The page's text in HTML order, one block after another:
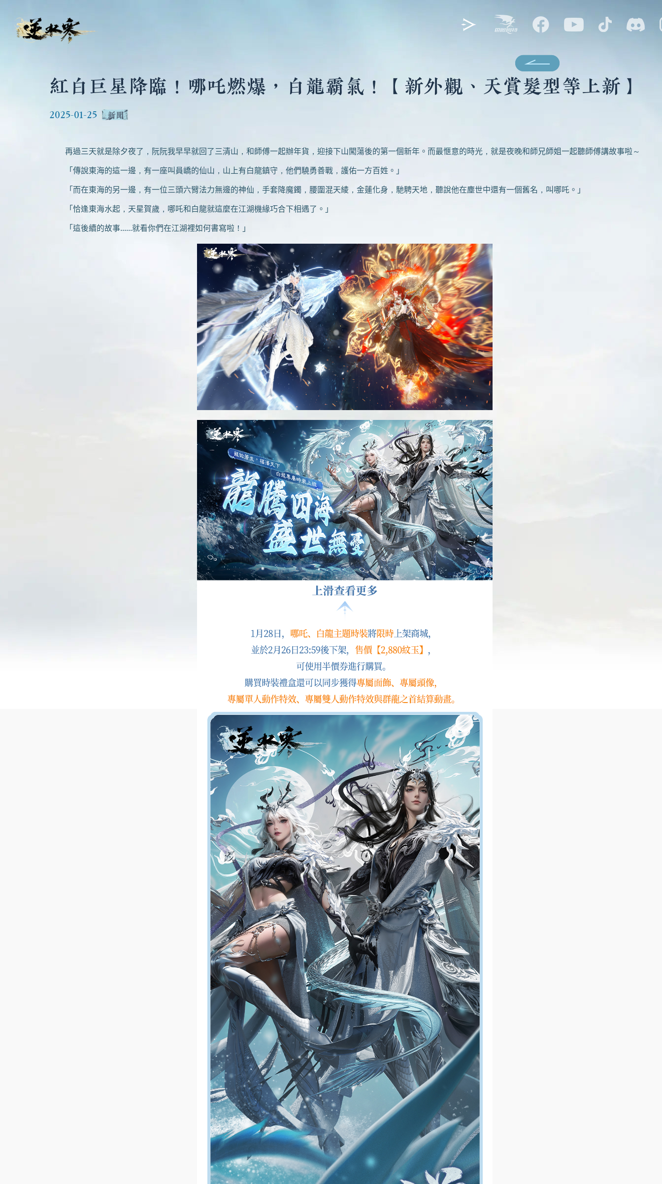
紅白巨星降臨！哪吒燃爆，白龍霸氣！【新外觀、天賞髮型等上新】
2025-01-25 新聞
再過三天就是除夕夜了，阮阮我早早就回了三清山，和師傅一起辦年貨，迎接下山闖蕩後的第一個新年。而最愜意的時光，就是夜晚和師兄師姐一起聽師傅講故事啦～
「傳說東海的這一邊，有一座叫員嶠的仙山，山上有白龍鎮守，他們驍勇善戰，護佑一方百姓。」
「而在東海的另一邊，有一位三頭六臂法力無邊的神仙，手套降魔鐲，腰圍混天綾，金蓮化身，馳騁天地，聽說他在塵世中還有一個舊名，叫哪吒。」
「恰逢東海水起，天星賀歲，哪吒和白龍就這麼在江湖機緣巧合下相遇了。」
「這後續的故事......就看你們在江湖裡如何書寫啦！」